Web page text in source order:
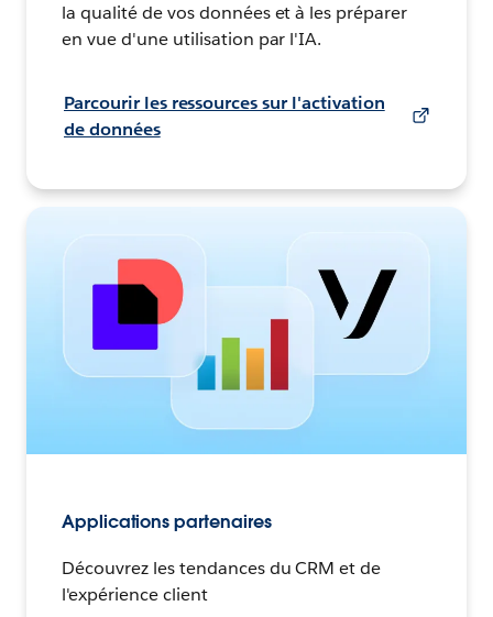
la qualité de vos données et à les préparer
en vue d'une utilisation par l'IA.
Parcourir les ressources sur l'activation
de données
Applications partenaires
Découvrez les tendances du CRM et de
l'expérience client